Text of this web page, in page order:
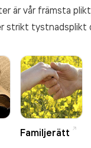
är vår främsta
strikt tystnadsplikt
Familjerätt